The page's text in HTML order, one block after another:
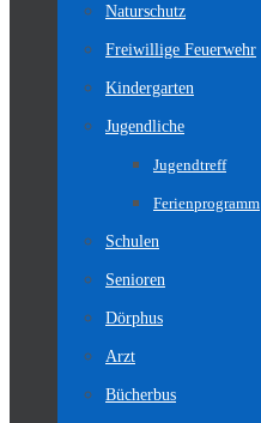
Naturschutz
Freiwillige Feuerwehr
Kindergarten
Jugendliche
Jugendtreff
Ferienprogramm
Schulen
Senioren
Dörphus
Arzt
Bücherbus